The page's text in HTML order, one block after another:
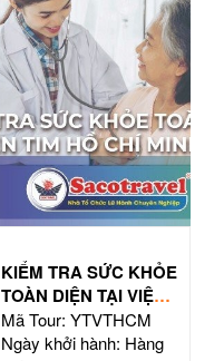
KIỂM TRA SỨC KHỎE
TOÀN DIỆN TẠI VIỆN
TIM HỒ CHÍ MINH
Mã Tour: YTVTHCM
Ngày khởi hành: Hàng